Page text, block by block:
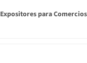
Expositores para Comercios